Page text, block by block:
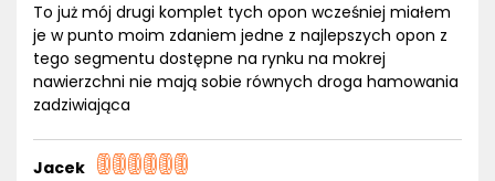
To już mój drugi komplet tych opon wcześniej miałem
je w punto moim zdaniem jedne z najlepszych opon z
tego segmentu dostępne na rynku na mokrej
nawierzchni nie mają sobie równych droga hamowania
zadziwiająca
Jacek